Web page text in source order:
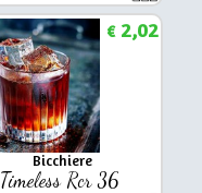
Bicchiere
Timeless Rcr 36
€2,02